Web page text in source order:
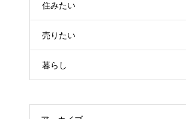
住みたい
売りたい
暮らし